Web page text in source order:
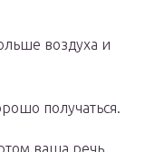
воздуха и
получаться.
ваша речь